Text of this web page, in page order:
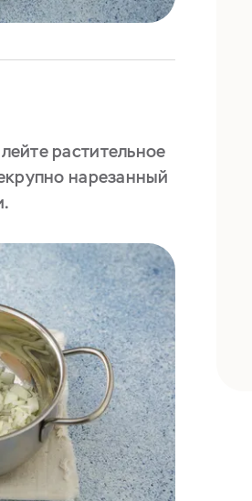
растительное
нарезанный